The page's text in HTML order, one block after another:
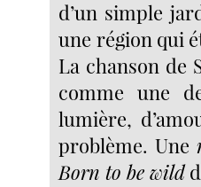
d’un simple
une région qui
La chanson de
comme une
lumière,
problème. Une
Born to be wild